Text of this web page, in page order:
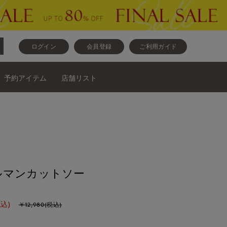
ログイン 会員登録 ご利用ガイド
予約アイテム 店舗リスト
ンカットソー
) ￥12,980(税込)